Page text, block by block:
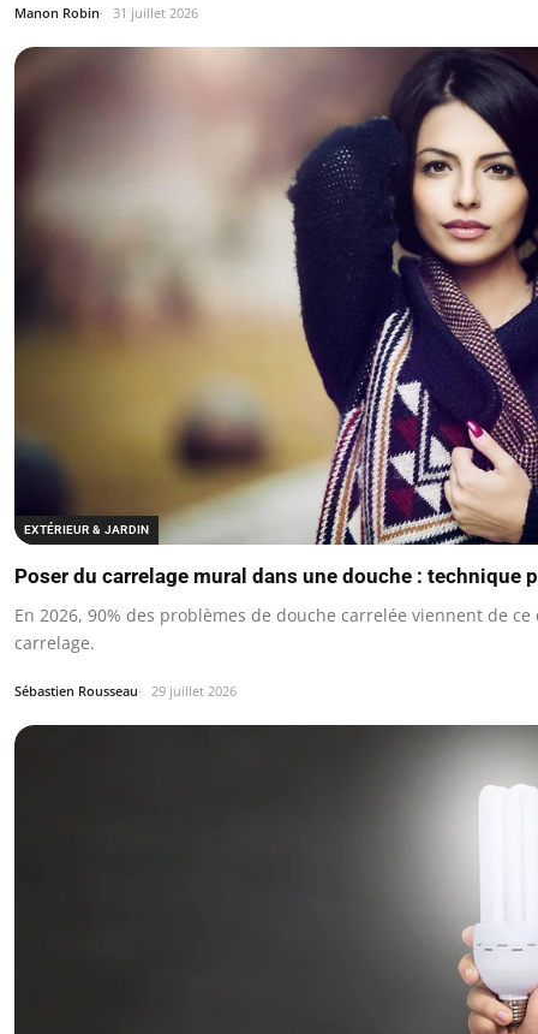
Manon Robin 31 juillet 2026
EXTÉRIEUR & JARDIN
Poser du carrelage mural dans une douche : technique
En 2026, 90% des problèmes de douche carrelée viennent de
carrelage.
Sébastien Rousseau 29 juillet 2026